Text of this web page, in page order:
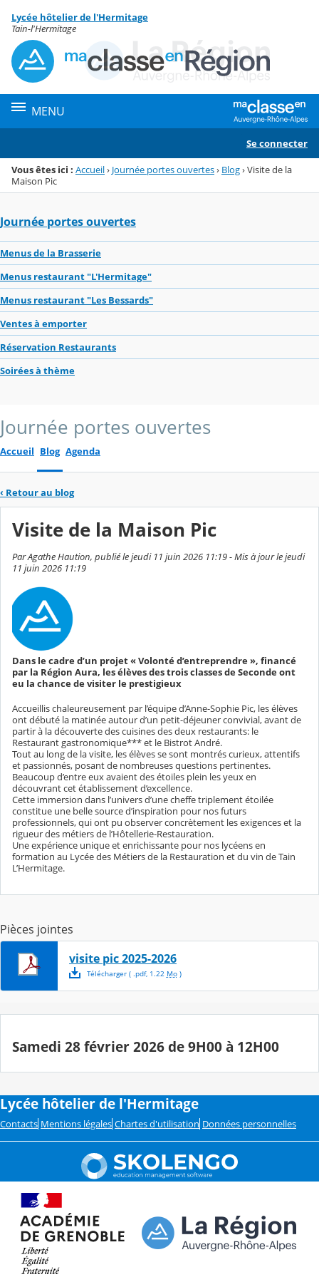
Menu de la rubrique
Contenu
Lycée hôtelier de l'Hermitage
Tain-l'Hermitage
MENU
Se connecter
Vous êtes ici : Accueil› Journée portes ouvertes› Blog›Visite de la
Maison Pic
Journée portes ouvertes
Menus de la Brasserie
Menus restaurant "L'Hermitage"
Menus restaurant "Les Bessards"
Ventes à emporter
Réservation Restaurants
Soirées à thème
Journée portes ouvertes
Accueil Blog Agenda
‹ Retour au blog
Visite de la Maison Pic
Par Agathe Haution, publié le jeudi 11 juin 2026 11:19 - Mis à jour le jeudi
11 juin 2026 11:19
Dans le cadre d’un projet « Volonté d’entreprendre », financé
par la Région Aura, les élèves des trois classes de Seconde ont
eu la chance de visiter le prestigieux
Accueillis chaleureusement par l’équipe d’Anne-Sophie Pic, les élèves
ont débuté la matinée autour d’un petit-déjeuner convivial, avant de
partir à la découverte des cuisines des deux restaurants: le
Restaurant gastronomique*** et le Bistrot André.
Tout au long de la visite, les élèves se sont montrés curieux, attentifs
et passionnés, posant de nombreuses questions pertinentes.
Beaucoup d’entre eux avaient des étoiles plein les yeux en
découvrant cet établissement d’excellence.
Cette immersion dans l’univers d’une cheffe triplement étoilée
constitue une belle source d’inspiration pour nos futurs
professionnels, qui ont pu observer concrètement les exigences et la
rigueur des métiers de l’Hôtellerie-Restauration.
Une expérience unique et enrichissante pour nos lycéens en
formation au Lycée des Métiers de la Restauration et du vin de Tain
L’Hermitage.
Pièces jointes
visite pic 2025-2026
Télécharger( .pdf, 1.22 Mo)
Samedi 28 février 2026 de 9H00 à 12H00
Lycée hôtelier de l'Hermitage
Contacts Mentions légales Chartes d'utilisation Données personnelles